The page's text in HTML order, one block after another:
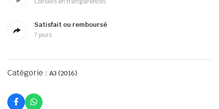
Satisfait ou remboursé
7 jours
Catégorie : A3 (2016)